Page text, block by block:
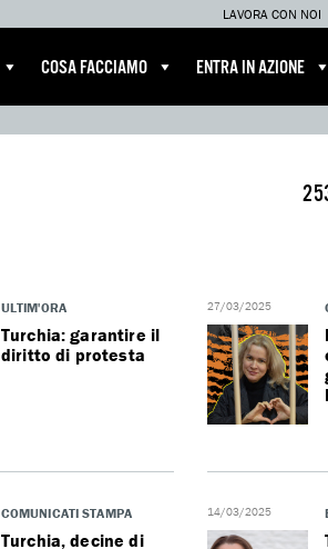
LAVORA CON NOI
COSA FACCIAMO ENTRA IN AZIONE
ULTIM'ORA
Turchia: garantire il
diritto di protesta
27/03/2025
COMUNICATI STAMPA
Turchia, decine di
14/03/2025